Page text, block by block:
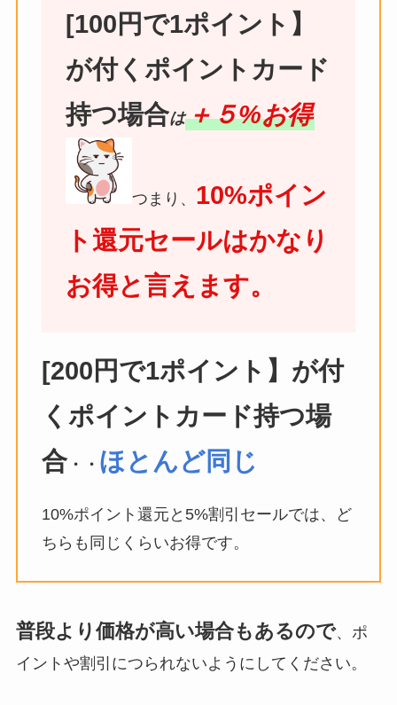
[100円で1ポイント】
が付くポイントカード
持つ場合は＋５%お得
つまり、 10%ポイン
ト還元セールはかなり
お得と言えます。
[200円で1ポイント】が付
くポイントカード持つ場
合・・ ほとんど同じ
10%ポイント還元と5%割引セールでは、ど
ちらも同じくらいお得です。
普段より価格が高い場合もあるので、ポ
イントや割引につられないようにしてください。